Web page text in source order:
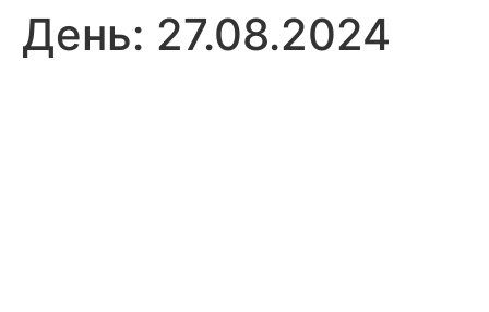
День: 27.08.2024